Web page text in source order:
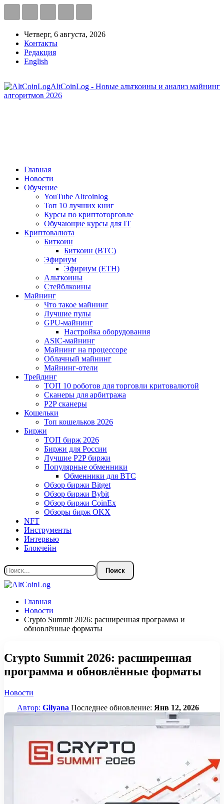
Четверг, 6 августа, 2026
Контакты
Редакция
English
AltCoinLog - Новые альткоины и анализ майнинг
алгоритмов 2026
Главная
Новости
Обучение
YouTube Altcoinlog
Топ 10 лучших книг
Курсы по криптоторговле
Обучающие курсы для IT
Криптовалюта
Биткоин
Биткоин (BTC)
Эфириум
Эфириум (ETH)
Альткоины
Стейблкоины
Майнинг
Что такое майнинг
Лучшие пулы
GPU-майнинг
Настройка оборудования
ASIC-майнинг
Майнинг на процессоре
Облачный майнинг
Майнинг-отели
Трейдинг
ТОП 10 роботов для торговли критовалютой
Сканеры для арбитража
P2P сканеры
Кошельки
Топ кошельков 2026
Биржи
ТОП бирж 2026
Биржи для России
Лучшие P2P биржи
Популярные обменники
Обменники для BTC
Обзор биржи Bitget
Обзор биржи Bybit
Обзор биржи CoinEx
Обзоры бирж OKX
NFT
Инструменты
Интервью
Блокчейн
Главная
Новости
Crypto Summit 2026: расширенная программа и
обновлённые форматы
Crypto Summit 2026: расширенная
программа и обновлённые форматы
Новости
Автор: Gilyana Последнее обновление: Янв 12, 2026